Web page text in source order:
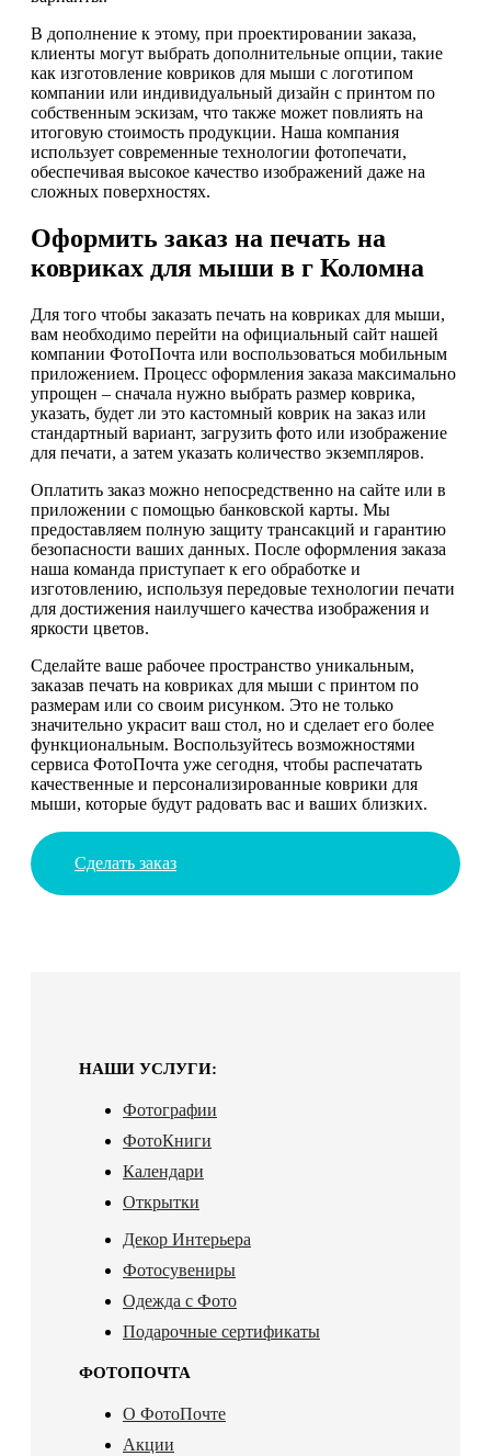
В дополнение к этому, при проектировании заказа,
клиенты могут выбрать дополнительные опции, такие
как изготовление ковриков для мыши с логотипом
компании или индивидуальный дизайн с принтом по
собственным эскизам, что также может повлиять на
итоговую стоимость продукции. Наша компания
использует современные технологии фотопечати,
обеспечивая высокое качество изображений даже на
сложных поверхностях.
Оформить заказ на печать на
ковриках для мыши в г Коломна
Для того чтобы заказать печать на ковриках для мыши,
вам необходимо перейти на официальный сайт нашей
компании ФотоПочта или воспользоваться мобильным
приложением. Процесс оформления заказа максимально
упрощен – сначала нужно выбрать размер коврика,
указать, будет ли это кастомный коврик на заказ или
стандартный вариант, загрузить фото или изображение
для печати, а затем указать количество экземпляров.
Оплатить заказ можно непосредственно на сайте или в
приложении с помощью банковской карты. Мы
предоставляем полную защиту трансакций и гарантию
безопасности ваших данных. После оформления заказа
наша команда приступает к его обработке и
изготовлению, используя передовые технологии печати
для достижения наилучшего качества изображения и
яркости цветов.
Сделайте ваше рабочее пространство уникальным,
заказав печать на ковриках для мыши с принтом по
размерам или со своим рисунком. Это не только
значительно украсит ваш стол, но и сделает его более
функциональным. Воспользуйтесь возможностями
сервиса ФотоПочта уже сегодня, чтобы распечатать
качественные и персонализированные коврики для
мыши, которые будут радовать вас и ваших близких.
Сделать заказ
НАШИ УСЛУГИ:
Фотографии
ФотоКниги
Календари
Открытки
Декор Интерьера
Фотосувениры
Одежда с Фото
Подарочные сертификаты
ФОТОПОЧТА
О ФотоПочте
Акции